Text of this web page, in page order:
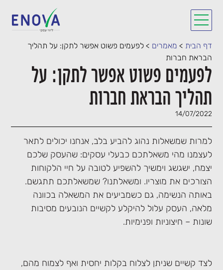
דף הבית > מאמרים >לפעמים פשוט אפשר לתקן: על תהליך
הבראת חברות
לפעמים פשוט אפשר לתקן: על
תהליך הבראת חברות
14/07/2022
למרות שמשאלות נהוג להביע בלב, אנחנו יכולים לתאר
לעצמנו מהי משאלתכם כבעלי עסקים: שהעסק שלכם
יצמח, ישגשג וימשיך להשפיע לטובה על חיי הלקוחות
הצורכים את מוצריו. ומשאלתנו? שמשאלתכם תתגשם.
באותה הנשימה, גם כשמביעים את המשאלה בכוונה
מלאה, העסק עלול להיקלע לקשיים הנובעים מסיבות
שונות – חיצוניות ופנימיות.
לצד קשיים שניתן לצלוח בקלות יחסית ואף לצמוח מהם,